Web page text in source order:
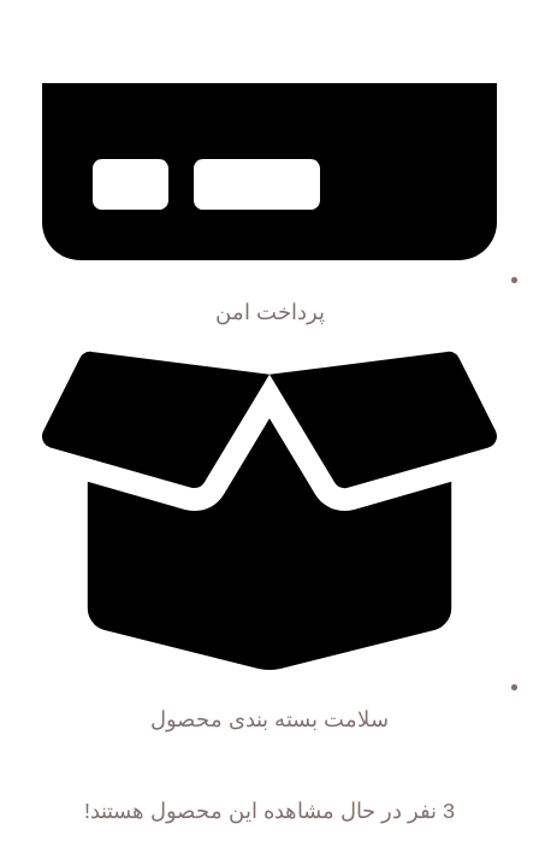
پرداخت امن
سلامت بسته بندی محصول
3 نفر در حال مشاهده این محصول هستند!